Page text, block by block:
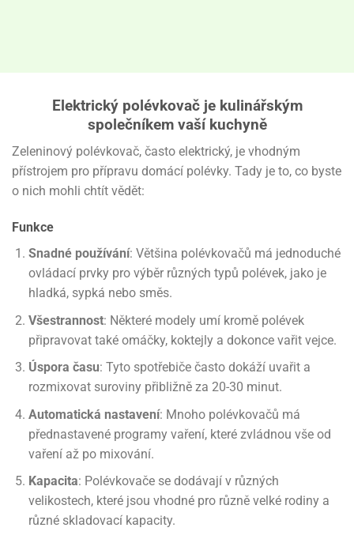
Elektrický polévkovač je kulinářským
společníkem vaší kuchyně
Zeleninový polévkovač, často elektrický, je vhodným
přístrojem pro přípravu domácí polévky. Tady je to, co byste
o nich mohli chtít vědět:
Funkce
Snadné používání: Většina polévkovačů má jednoduché
ovládací prvky pro výběr různých typů polévek, jako je
hladká, sypká nebo směs.
Všestrannost: Některé modely umí kromě polévek
připravovat také omáčky, koktejly a dokonce vařit vejce.
Úspora času: Tyto spotřebiče často dokáží uvařit a
rozmixovat suroviny přibližně za 20-30 minut.
Automatická nastavení: Mnoho polévkovačů má
přednastavené programy vaření, které zvládnou vše od
vaření až po mixování.
Kapacita: Polévkovače se dodávají v různých
velikostech, které jsou vhodné pro různě velké rodiny a
různé skladovací kapacity.